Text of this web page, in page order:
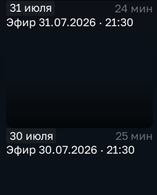
31 июля
24 мин
Эфир 31.07.2026 · 21:30
30 июля
25 мин
Эфир 30.07.2026 · 21:30